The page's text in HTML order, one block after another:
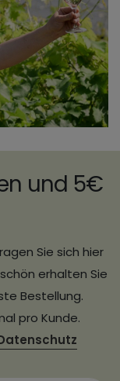
und 5€
Sie sich hier
erhalten Sie
Bestellung.
pro Kunde.